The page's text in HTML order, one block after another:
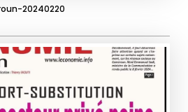
20240220